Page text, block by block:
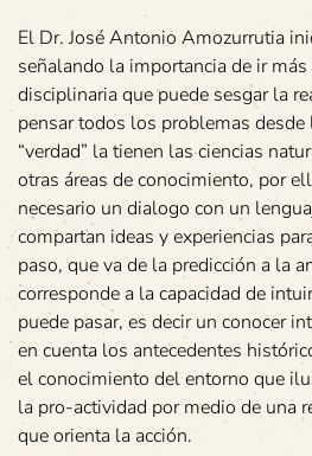
El Dr. José Antonio Amozurrutia
señalando la importancia de ir
disciplinaria que puede sesgar la
pensar todos los problemas
“verdad” la tienen las ciencias
otras áreas de conocimiento, por
necesario un dialogo con un
compartan ideas y experiencias
paso, que va de la predicción a la
corresponde a la capacidad de
puede pasar, es decir un conocer
en cuenta los antecedentes
el conocimiento del entorno que
la pro-actividad por medio de una
que orienta la acción.